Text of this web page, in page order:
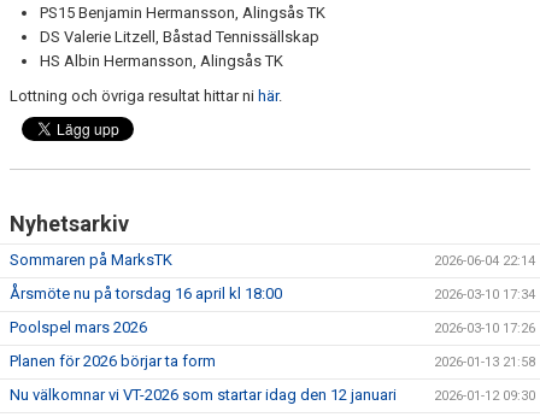
PS15 Benjamin Hermansson, Alingsås TK
DS Valerie Litzell, Båstad Tennissällskap
HS Albin Hermansson, Alingsås TK
Lottning och övriga resultat hittar ni här.
Nyhetsarkiv
Sommaren på MarksTK 2026-06-04 22:14
Årsmöte nu på torsdag 16 april kl 18:00 2026-03-10 17:34
Poolspel mars 2026 2026-03-10 17:26
Planen för 2026 börjar ta form 2026-01-13 21:58
Nu välkomnar vi VT-2026 som startar idag den 12 januari 2026-01-12 09:30